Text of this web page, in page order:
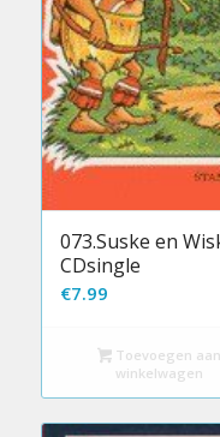
073.Suske en
CDsingle
€7.99
Toevoegen aan
winkelwagen